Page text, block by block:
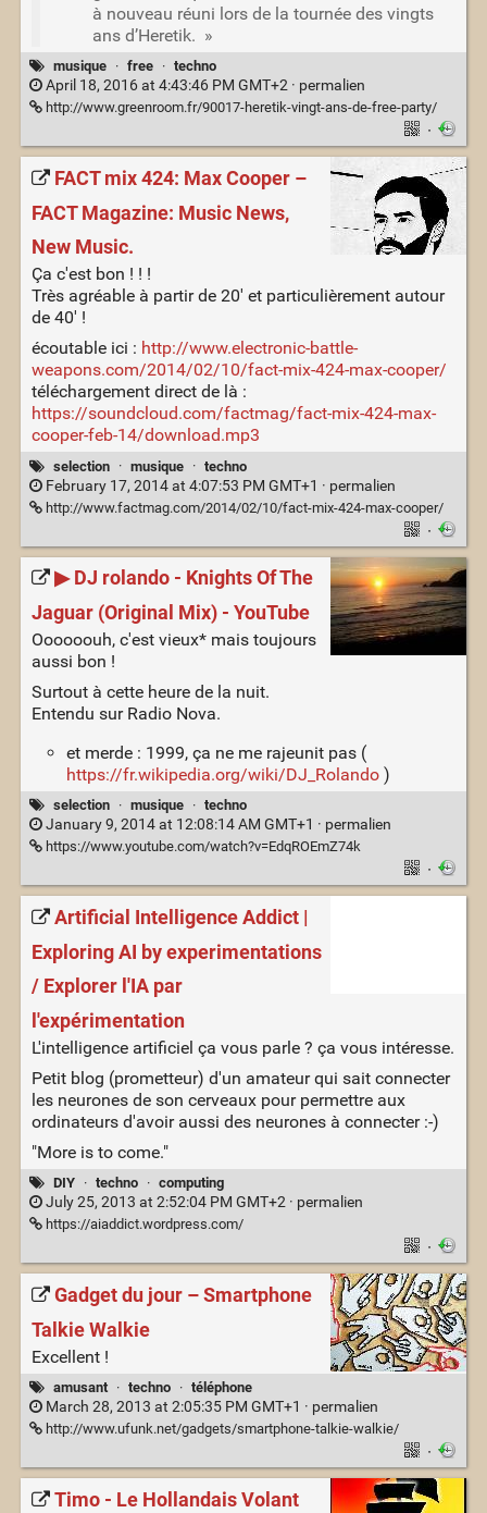
à nouveau réuni lors de la tournée des vingts
ans d’Heretik. »
musique · free · techno
April 18, 2016 at 4:43:46 PM GMT+2 · permalien
http://www.greenroom.fr/90017-heretik-vingt-ans-de-free-party/
·
FACT mix 424: Max Cooper –
FACT Magazine: Music News,
New Music.
Ça c'est bon ! ! !
Très agréable à partir de 20' et particulièrement autour
de 40' !
écoutable ici : http://www.electronic-battle-
weapons.com/2014/02/10/fact-mix-424-max-cooper/
téléchargement direct de là :
https://soundcloud.com/factmag/fact-mix-424-max-
cooper-feb-14/download.mp3
selection · musique · techno
February 17, 2014 at 4:07:53 PM GMT+1 · permalien
http://www.factmag.com/2014/02/10/fact-mix-424-max-cooper/
·
▶ DJ rolando - Knights Of The
Jaguar (Original Mix) - YouTube
Oooooouh, c'est vieux* mais toujours
aussi bon !
Surtout à cette heure de la nuit.
Entendu sur Radio Nova.
et merde : 1999, ça ne me rajeunit pas (
https://fr.wikipedia.org/wiki/DJ_Rolando)
selection · musique · techno
January 9, 2014 at 12:08:14 AM GMT+1 · permalien
https://www.youtube.com/watch?v=EdqROEmZ74k
·
Artificial Intelligence Addict |
Exploring AI by experimentations
/ Explorer l'IA par
l'expérimentation
L'intelligence artificiel ça vous parle ? ça vous intéresse.
Petit blog (prometteur) d'un amateur qui sait connecter
les neurones de son cerveaux pour permettre aux
ordinateurs d'avoir aussi des neurones à connecter :-)
"More is to come."
DIY · techno · computing
July 25, 2013 at 2:52:04 PM GMT+2 · permalien
https://aiaddict.wordpress.com/
·
Gadget du jour – Smartphone
Talkie Walkie
Excellent !
amusant · techno · téléphone
March 28, 2013 at 2:05:35 PM GMT+1 · permalien
http://www.ufunk.net/gadgets/smartphone-talkie-walkie/
·
Timo - Le Hollandais Volant